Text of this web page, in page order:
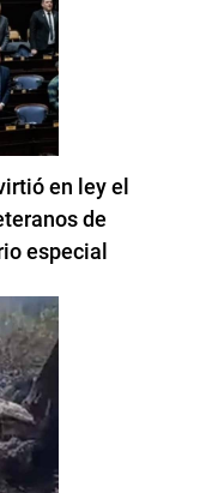
en ley el
de
especial